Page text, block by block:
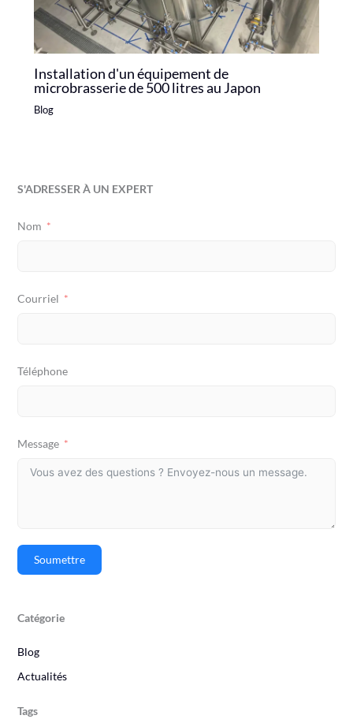
Installation d'un équipement de
microbrasserie de 500 litres au Japon
Blog
S'ADRESSER À UN EXPERT
Nom
Courriel
Téléphone
Message
Soumettre
Catégorie
Blog
Actualités
Tags